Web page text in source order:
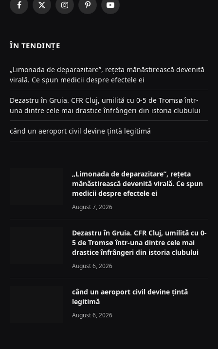
Facebook
X
InstagramPinterestYouTube
ÎN TENDINȚE
„Limonada de deparazitare”, rețeta mănăstirească devenită
virală. Ce spun medicii despre efectele ei
Dezastru în Gruia. CFR Cluj, umilită cu 0-5 de Tromsø într-
una dintre cele mai drastice înfrângeri din istoria clubului
când un aeroport civil devine țintă legitimă
„Limonada de deparazitare”, rețeta
mănăstirească devenită virală. Ce spun
medicii despre efectele ei
August 7, 2026
Dezastru în Gruia. CFR Cluj, umilită cu 0-
5 de Tromsø într-una dintre cele mai
drastice înfrângeri din istoria clubului
August 6, 2026
când un aeroport civil devine țintă
legitimă
August 6, 2026